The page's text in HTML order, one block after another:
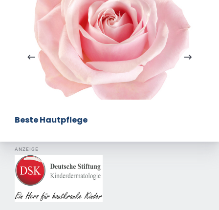
Beste Hautpflege
ANZEIGE